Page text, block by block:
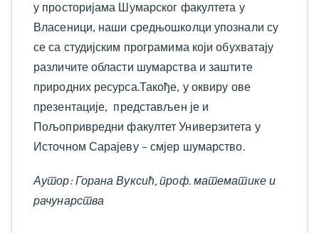
у просторијама Шумарског факултета у
Власеници, наши средњошколци упознали су
се са студијским програмима који обухватају
различите области шумарства и заштите
природних ресурса.Такође, у оквиру ове
презентације, представљен је и
Пољопривредни факултет Универзитета у
Источном Сарајеву – смјер шумарство.
Аутор: Горана Вуксић, проф. математике и
рачунарства